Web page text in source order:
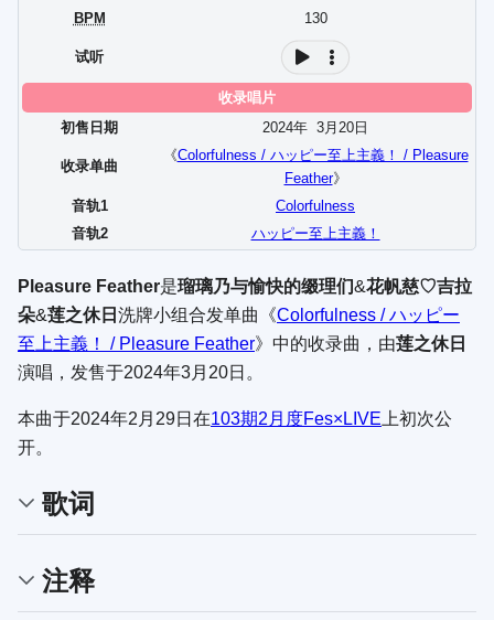
BPM
130
试听
收录唱片
初售日期
2024年 3月 20 日
收录单曲
《Colorfulness / ハッピー至上主義！ / Pleasure
Feather》
音轨1
Colorfulness
音轨2
ハッピー至上主義！
Pleasure Feather是瑠璃乃与愉快的缀理们&花帆慈♡吉拉
朵&莲之休日 洗牌小组合发单曲《Colorfulness / ハッピー
至上主義！ / Pleasure Feather》中的收录曲，由莲之休日
演唱，发售于2024年3月20日。
本曲于2024年2月29日在103期2月度Fes×LIVE 上初次公
开。
歌词
注释